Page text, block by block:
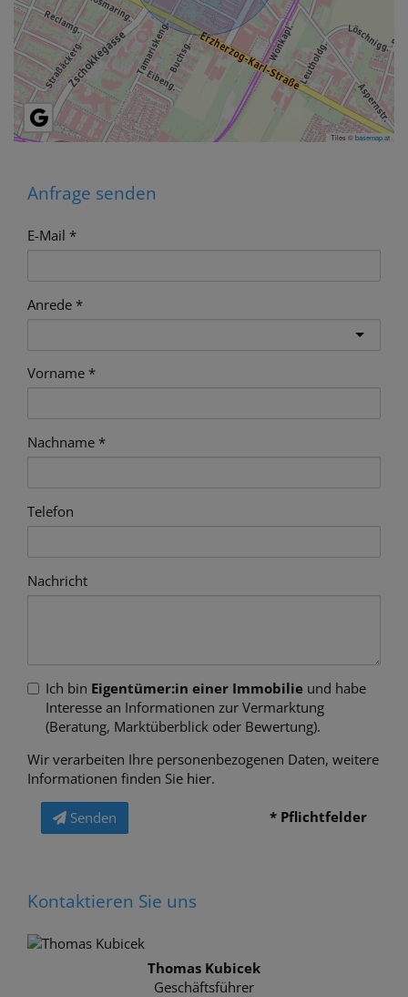
Tiles ©basemap.at
Anfrage senden
E-Mail
Anrede
Vorname
Nachname
Telefon
Nachricht
Ich bin Eigentümer:in einer Immobilie und habe
Interesse an Informationen zur Vermarktung
(Beratung, Marktüberblick oder Bewertung).
Wir verarbeiten Ihre personenbezogenen Daten, weitere
Informationen finden Sie hier.
Senden * Pflichtfelder
Kontaktieren Sie uns
Thomas Kubicek
Geschäftsführer